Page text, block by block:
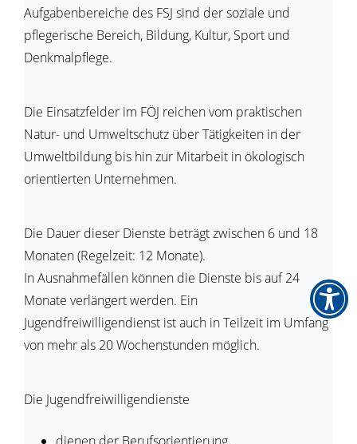
Aufgabenbereiche des FSJ sind der soziale und
pflegerische Bereich, Bildung, Kultur, Sport und
Denkmalpflege.
Die Einsatzfelder im FÖJ reichen vom praktischen
Natur- und Umweltschutz über Tätigkeiten in der
Umweltbildung bis hin zur Mitarbeit in ökologisch
orientierten Unternehmen.
Die Dauer dieser Dienste beträgt zwischen 6 und 18
Monaten (Regelzeit: 12 Monate).
In Ausnahmefällen können die Dienste bis auf 24
Monate verlängert werden. Ein
Jugendfreiwilligendienst ist auch in Teilzeit im Umfang
von mehr als 20 Wochenstunden möglich.
Die Jugendfreiwilligendienste